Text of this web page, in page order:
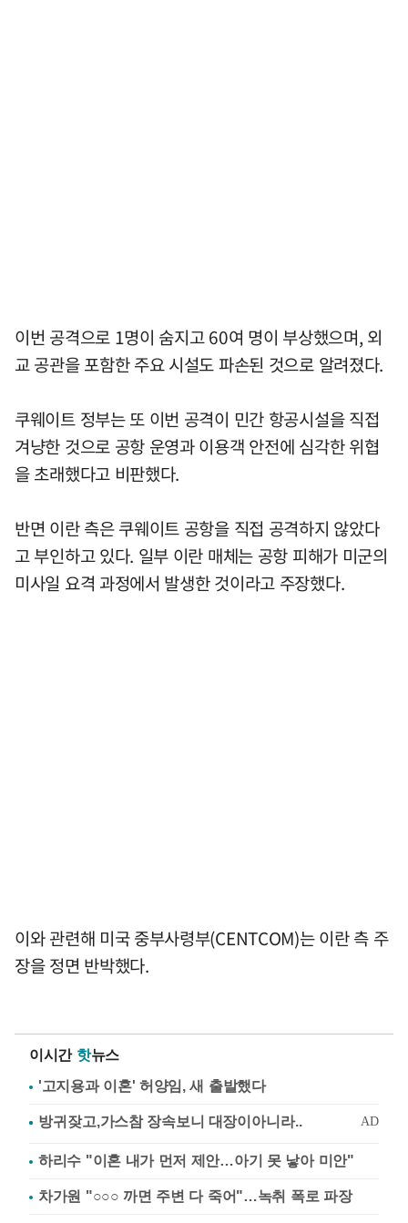
이번 공격으로 1명이 숨지고 60여 명이 부상했으며, 외
교 공관을 포함한 주요 시설도 파손된 것으로 알려졌다.
쿠웨이트 정부는 또 이번 공격이 민간 항공시설을 직접
겨냥한 것으로 공항 운영과 이용객 안전에 심각한 위협
을 초래했다고 비판했다.
반면 이란 측은 쿠웨이트 공항을 직접 공격하지 않았다
고 부인하고 있다. 일부 이란 매체는 공항 피해가 미군의
미사일 요격 과정에서 발생한 것이라고 주장했다.
이와 관련해 미국 중부사령부(CENTCOM)는 이란 측 주
장을 정면 반박했다.
이시간 핫뉴스
'고지용과 이혼' 허양임, 새 출발했다
하리수 "이혼 내가 먼저 제안…아기 못 낳아 미안"
차가원 "○○○ 까면 주변 다 죽어"…녹취 폭로 파장